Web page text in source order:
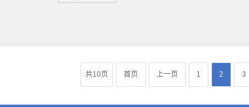
共10页 首页 上一页 1 2 3